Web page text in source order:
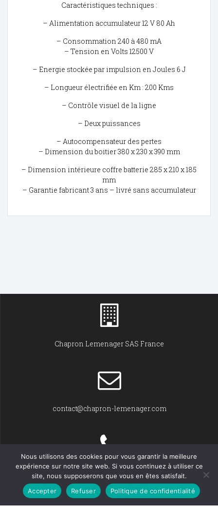
Caractéristiques techniques :
– Alimentation accumulateur 12 V 80 Ah
– Consommation 240 à 480 mA
– Tension en Volts 12500 V
– Energie stockée par impulsion en Joules 6 J
– Longueur électrifiée en Km : 200 Kms
– Contrôle visuel de la ligne
– Deux puissances
– Autocompensateur des pertes
– Dimension du boitier 380 x 230 x 390 mm
– Dimension intérieure coffre batterie 285 x 210 x 185
mm
– Garantie fabricant 3 ans – livré sans accumulateur
Chapron Lemenager SAS France
contact@chapron-lemenager.com
+33 (0)2 31 22 02 55
Nous utilisons des cookies pour vous garantir la meilleure
expérience sur notre site web. Si vous continuez à utiliser ce
site, nous supposerons que vous en êtes satisfait.
Accepter
Refuser Politique de confidentialité